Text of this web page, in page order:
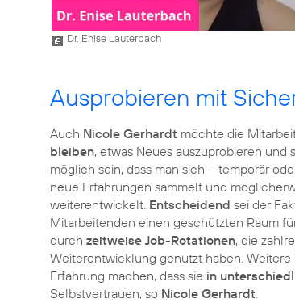
Dr. Enise Lauterbach
Ausprobieren mit
Auch Nicole Gerhardt möchte die
bleiben, etwas Neues auszuprobieren und
möglich sein, dass man sich – temporär
neue Erfahrungen sammelt und
weiterentwickelt. Entscheidend sei der
Mitarbeitenden einen geschützten Raum
durch zeitweise Job-Rotationen, die
Weiterentwicklung genutzt haben.
Erfahrung machen, dass sie in
Selbstvertrauen, so Nicole Gerhardt.